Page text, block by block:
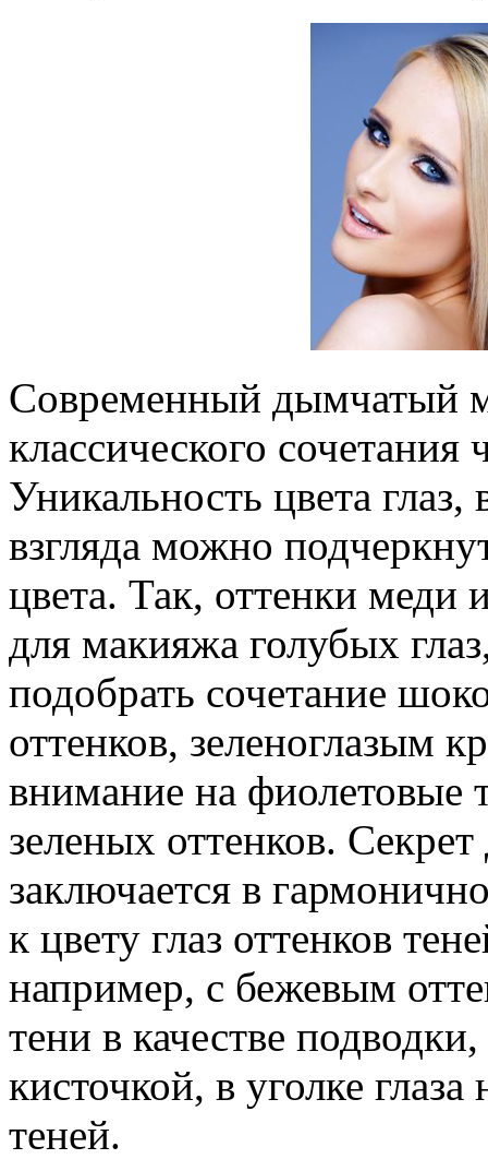
Современный дымчатый
классического сочетания
Уникальность цвета
взгляда можно
цвета. Так, оттенки меди
для макияжа голубых
подобрать сочетание
оттенков, зеленоглазым
внимание на фиолетовые
зеленых оттенков.
заключается в
к цвету глаз оттенков
например, с бежевым
тени в качестве
кисточкой, в уголке
теней.